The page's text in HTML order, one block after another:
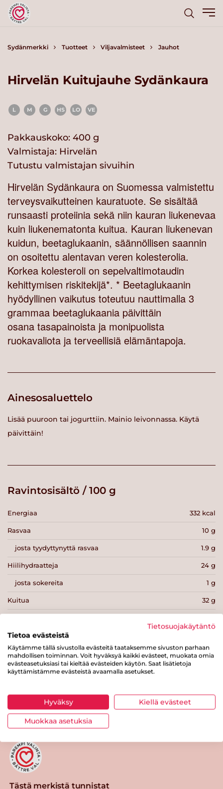
Sydänmerkki Tuotteet Viljavalmisteet Jauhot
Hirvelän Kuitujauhe Sydänkaura
L M G HS LO VE
Pakkauskoko: 400 g
Valmistaja: Hirvelän
Tutustu valmistajan sivuihin
Hirvelän Sydänkaura on Suomessa valmistettu
terveysvaikutteinen kauratuote. Se sisältää
runsaasti proteiinia sekä niin kauran liukenevaa
kuin liukenematonta kuitua. Kauran liukenevan
kuidun, beetaglukaanin, säännöllisen saannin
on osoitettu alentavan veren kolesterolia.
Korkea kolesteroli on sepelvaltimotaudin
kehittymisen riskitekijä*. * Beetaglukaanin
hyödyllinen vaikutus toteutuu nauttimalla 3
grammaa beetaglukaania päivittäin
osana tasapainoista ja monipuolista
ruokavaliota ja terveellisiä elämäntapoja.
Ainesosaluettelo
Lisää puuroon tai jogurttiin. Mainio leivonnassa. Käytä
päivittäin!
Ravintosisältö / 100 g
Energiaa 332 kcal
Rasvaa 10 g
josta tyydyttynyttä rasvaa 1.9 g
Hiilihydraatteja 24 g
josta sokereita 1 g
Kuitua 32 g
Suolaa
Tulosta sivu Jaa tuote
Tästä merkistä tunnistat
Tietosuojakäytäntö
Tietoa evästeistä
Käytämme tällä sivustolla evästeitä taataksemme sivuston parhaan
mahdollisen toiminnan. Voit hyväksyä kaikki evästeet, muokata omia
evästeasetuksiasi tai kieltää evästeiden käytön. Saat lisätietoja
käyttämistämme evästeistä avaamalla asetukset.
Hyväksy Kiellä evästeet
Muokkaa asetuksia